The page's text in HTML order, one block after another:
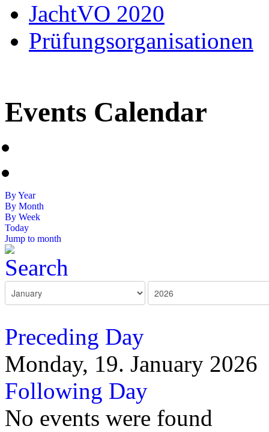
JachtVO 2020
Prüfungsorganisationen
Events Calendar
By Year
By Month
By Week
Today
Jump to month
Preceding Day
Monday, 19. January 2026
Following Day
No events were found